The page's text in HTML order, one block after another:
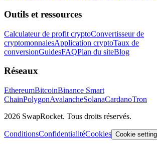
Outils et ressources
Calculateur de profit cryptoConvertisseur de
cryptomonnaiesApplication cryptoTaux de
conversionGuidesFAQPlan du siteBlog
Réseaux
EthereumBitcoinBinance Smart
ChainPolygonAvalancheSolanaCardanoTron
2026 SwapRocket. Tous droits réservés.
ConditionsConfidentialitéCookies Cookie